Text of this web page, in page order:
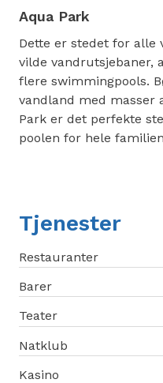
Aqua Park
Dette er stedet for alle
vilde vandrutsjebaner,
flere swimmingpools.
vandland med masser
Park er det perfekte
poolen for hele
Tjenester
Restauranter
Barer
Teater
Natklub
Kasino